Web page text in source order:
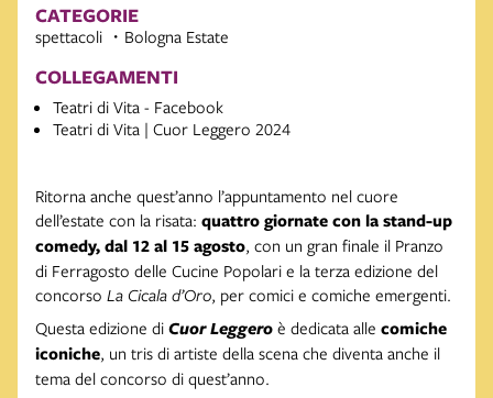
CATEGORIE
spettacoli Bologna Estate
COLLEGAMENTI
Teatri di Vita - Facebook
Teatri di Vita | Cuor Leggero 2024
Ritorna anche quest’anno l’appuntamento nel cuore
dell’estate con la risata: quattro giornate con la stand-up
comedy, dal 12 al 15 agosto, con un gran finale il Pranzo
di Ferragosto delle Cucine Popolari e la terza edizione del
concorso La Cicala d’Oro, per comici e comiche emergenti.
Questa edizione di Cuor Leggero è dedicata alle comiche
iconiche, un tris di artiste della scena che diventa anche il
tema del concorso di quest’anno.